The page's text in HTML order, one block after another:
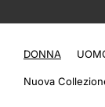
DONNA
Nuova